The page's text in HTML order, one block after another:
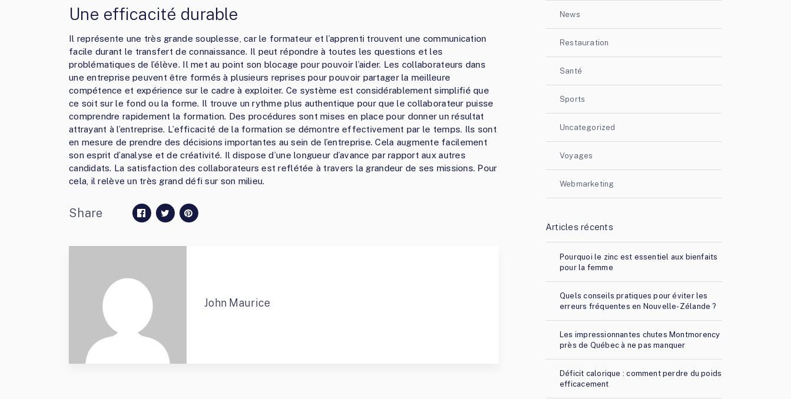
Une efficacité durable
Il représente une très grande souplesse, car le formateur et l’apprenti trouvent une communication
facile durant le transfert de connaissance. Il peut répondre à toutes les questions et les
problématiques de l’élève. Il met au point son blocage pour pouvoir l’aider. Les collaborateurs dans
une entreprise peuvent être formés à plusieurs reprises pour pouvoir partager la meilleure
compétence et expérience sur le cadre à exploiter. Ce système est considérablement simplifié que
ce soit sur le fond ou la forme. Il trouve un rythme plus authentique pour que le collaborateur puisse
comprendre rapidement la formation. Des procédures sont mises en place pour donner un résultat
attrayant à l’entreprise. L’efficacité de la formation se démontre effectivement par le temps. Ils sont
en mesure de prendre des décisions importantes au sein de l’entreprise. Cela augmente facilement
son esprit d’analyse et de créativité. Il dispose d’une longueur d’avance par rapport aux autres
candidats. La satisfaction des collaborateurs est reflétée à travers la grandeur de ses missions. Pour
cela, il relève un très grand défi sur son milieu.
Share
John Maurice
News
Restauration
Santé
Sports
Uncategorized
Voyages
Webmarketing
Articles récents
Pourquoi le zinc est essentiel aux bienfaits
pour la femme
Quels conseils pratiques pour éviter les
erreurs fréquentes en Nouvelle-Zélande ?
Les impressionnantes chutes Montmorency
près de Québec à ne pas manquer
Déficit calorique : comment perdre du poids
efficacement